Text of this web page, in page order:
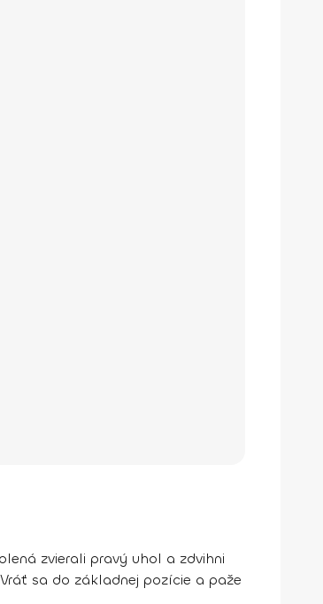
zvierali pravý uhol a zdvihni
sa do základnej pozície a paže